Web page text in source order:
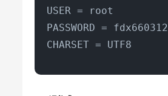
USER = root
PASSWORD = fdx660312
CHARSET = UTF8